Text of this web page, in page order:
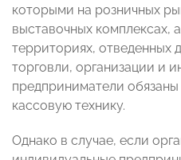
которыми на розничных
выставочных комплексах,
территориях, отведенных
торговли, организации и
предприниматели
кассовую технику.
Однако в случае, если